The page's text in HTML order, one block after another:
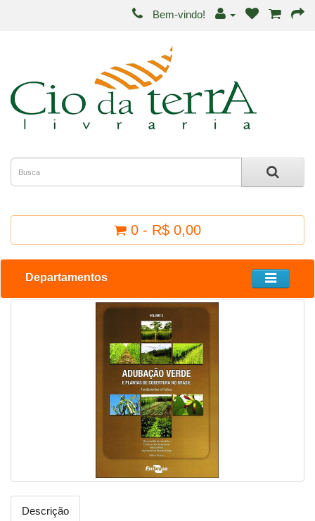
Bem-vindo!
0 - R$ 0,00
Departamentos
Descrição